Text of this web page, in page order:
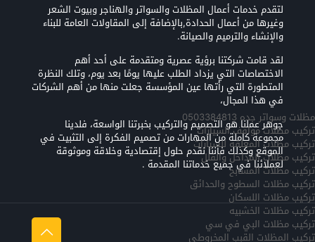
لتقدم خدمات أعمال المظلات والسواتر والهناجر وبيوت الشعر
وغيرها من أعمال الحدادة,بالإضافة إلى المقاولات العامة للبناء
والإنشاء والترميم والصيانة.
لقد قامت شركتنا برؤية عصرية ومتقدمة على أحد أهم
الاختصاصات التي يزداد الطلب عليها يومًا بعد يوم، وتلك النظرة
المتطورة التي رأتها عين المؤسسة جعلت منها من أهم الشركات
في هذا المجال،
جوهر عملنا هو التصميم والتركيب بخبرتنا الواسعة، فلدينا
مجموعة كاملة من المهارات من تصميم الفكرة إلى التثبيت في
الموقع وكذلك فأننا نقدم حلول إقتصادية وخلاقة وموثوقة
لعملائنا في جميع خدماتنا المقدمة .
مظلات وسواتر جده 0503384813
تركيب مظلات مواقف السيارات
تركيب مظلات المعلقه للسيارات
تركيب مظلات المداخل والفلل
تركيب مظلات المسابح
تركيب مظلات السطوح والحدائق
تركيب مظلات اللسكان
تركيب مظلات الخشبيه
تركيب مظلات البي في سي
تركيب المظلات القبب المخروطي